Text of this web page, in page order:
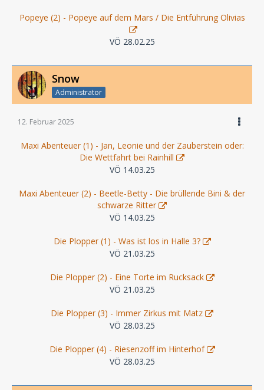
Popeye (2) - Popeye auf dem Mars / Die Entführung Olivias
VÖ 28.02.25
Snow
Administrator
12. Februar 2025
Maxi Abenteuer (1) - Jan, Leonie und der Zauberstein oder:
Die Wettfahrt bei Rainhill
VÖ 14.03.25
Maxi Abenteuer (2) - Beetle-Betty - Die brüllende Bini & der
schwarze Ritter
VÖ 14.03.25
Die Plopper (1) - Was ist los in Halle 3?
VÖ 21.03.25
Die Plopper (2) - Eine Torte im Rucksack
VÖ 21.03.25
Die Plopper (3) - Immer Zirkus mit Matz
VÖ 28.03.25
Die Plopper (4) - Riesenzoff im Hinterhof
VÖ 28.03.25